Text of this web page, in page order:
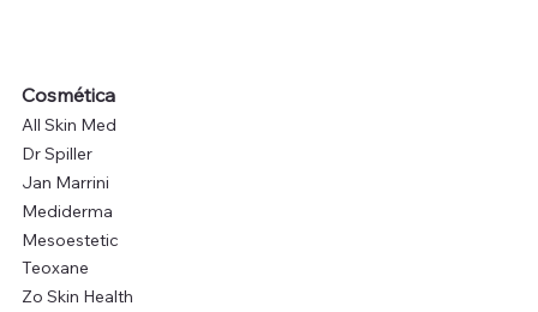
Cosmética
All Skin Med
Dr Spiller
Jan Marrini
Mediderma
Mesoestetic
Teoxane
Zo Skin Health